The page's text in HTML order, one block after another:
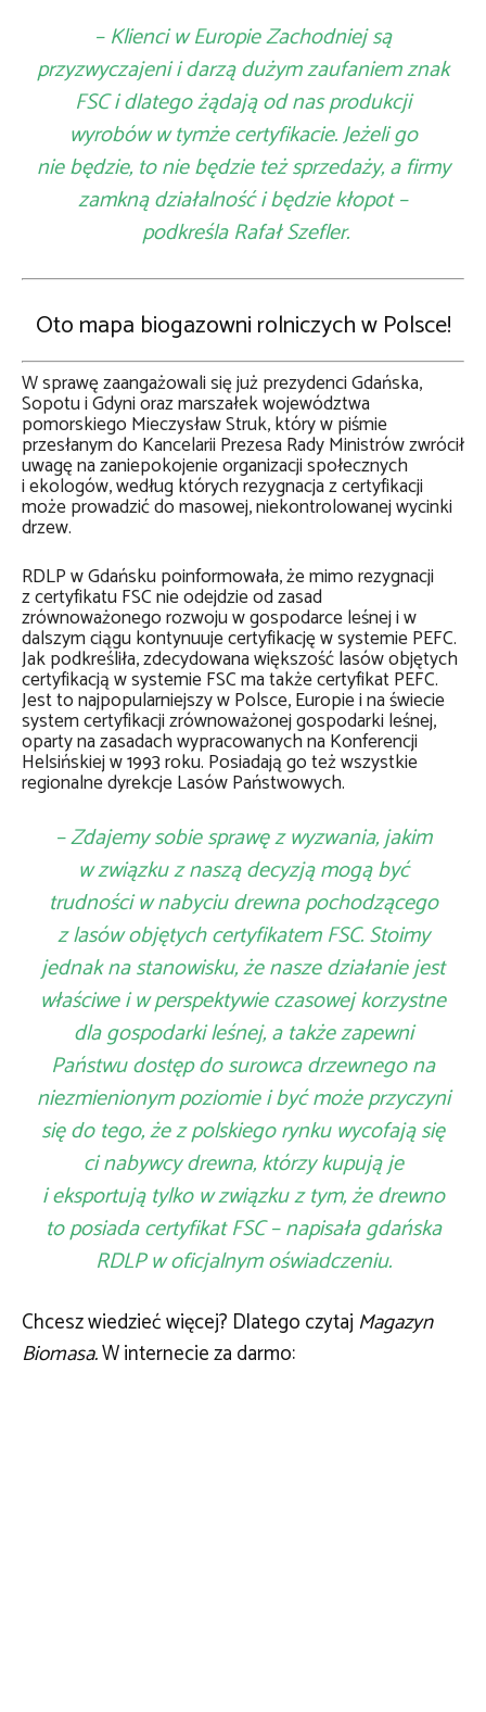
– Klienci w Europie Zachodniej są
przyzwyczajeni i darzą dużym zaufaniem znak
FSC i dlatego żądają od nas produkcji
wyrobów w tymże certyfikacie. Jeżeli go
nie będzie, to nie będzie też sprzedaży, a firmy
zamkną działalność i będzie kłopot –
podkreśla Rafał Szefler.
Oto mapa biogazowni rolniczych w Polsce!
W sprawę zaangażowali się już prezydenci Gdańska,
Sopotu i Gdyni oraz marszałek województwa
pomorskiego Mieczysław Struk, który w piśmie
przesłanym do Kancelarii Prezesa Rady Ministrów zwrócił
uwagę na zaniepokojenie organizacji społecznych
i ekologów, według których rezygnacja z certyfikacji
może prowadzić do masowej, niekontrolowanej wycinki
drzew.
RDLP w Gdańsku poinformowała, że mimo rezygnacji
z certyfikatu FSC nie odejdzie od zasad
zrównoważonego rozwoju w gospodarce leśnej i w
dalszym ciągu kontynuuje certyfikację w systemie PEFC.
Jak podkreśliła, zdecydowana większość lasów objętych
certyfikacją w systemie FSC ma także certyfikat PEFC.
Jest to najpopularniejszy w Polsce, Europie i na świecie
system certyfikacji zrównoważonej gospodarki leśnej,
oparty na zasadach wypracowanych na Konferencji
Helsińskiej w 1993 roku. Posiadają go też wszystkie
regionalne dyrekcje Lasów Państwowych.
– Zdajemy sobie sprawę z wyzwania, jakim
w związku z naszą decyzją mogą być
trudności w nabyciu drewna pochodzącego
z lasów objętych certyfikatem FSC. Stoimy
jednak na stanowisku, że nasze działanie jest
właściwe i w perspektywie czasowej korzystne
dla gospodarki leśnej, a także zapewni
Państwu dostęp do surowca drzewnego na
niezmienionym poziomie i być może przyczyni
się do tego, że z polskiego rynku wycofają się
ci nabywcy drewna, którzy kupują je
i eksportują tylko w związku z tym, że drewno
to posiada certyfikat FSC – napisała gdańska
RDLP w oficjalnym oświadczeniu.
Chcesz wiedzieć więcej? Dlatego czytajMagazyn
Biomasa.W internecie za darmo: